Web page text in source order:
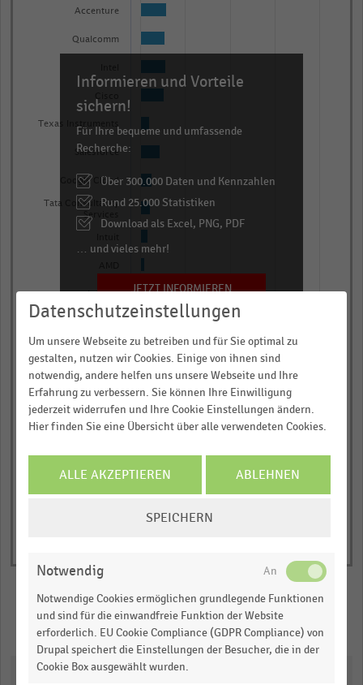
displaying
categories.
categories.
in
Milliarden
US-
Dollar.
Range:
-0.05299149249337652
to
Markenwert in Milliarden US-Dollar
Accenture
Qualcomm
Texas Instruments
Salesforce
Google Cloud
Tata Consultancy
Services
0,00 0,25 0,50 0,75
© Handelsdaten 2026
End
Informieren und Vorteile
sichern!
Für Ihre bequeme und umfassende
Recherche:
Über 300.000 Daten und Kennzahlen
Rund 25.000 Statistiken
Download als Excel, PNG, PDF
… und vieles mehr!
JETZT INFORMIEREN
Merken Teilen
Downloads
Datenschutzeinstellungen
Um unsere Webseite zu betreiben und für Sie optimal zu
gestalten, nutzen wir Cookies. Einige von ihnen sind
notwendig, andere helfen uns unsere Webseite und Ihre
Erfahrung zu verbessern. Sie können Ihre Einwilligung
jederzeit widerrufen und Ihre Cookie Einstellungen ändern.
Hier finden Sie eine Übersicht über alle verwendeten Cookies.
ALLE AKZEPTIEREN ABLEHNEN
SPEICHERN
Notwendig
Notwendige Cookies ermöglichen grundlegende Funktionen
und sind für die einwandfreie Funktion der Website
erforderlich. EU Cookie Compliance (GDPR Compliance) von
Drupal speichert die Einstellungen der Besucher, die in der
Cookie Box ausgewählt wurden.